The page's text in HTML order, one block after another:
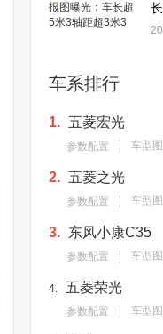
车系排行
1. 五菱宏光
参数配置 车型
2. 五菱之光
参数配置 车型
3. 东风小康C35
参数配置 车型
4. 五菱荣光
参数配置 车型